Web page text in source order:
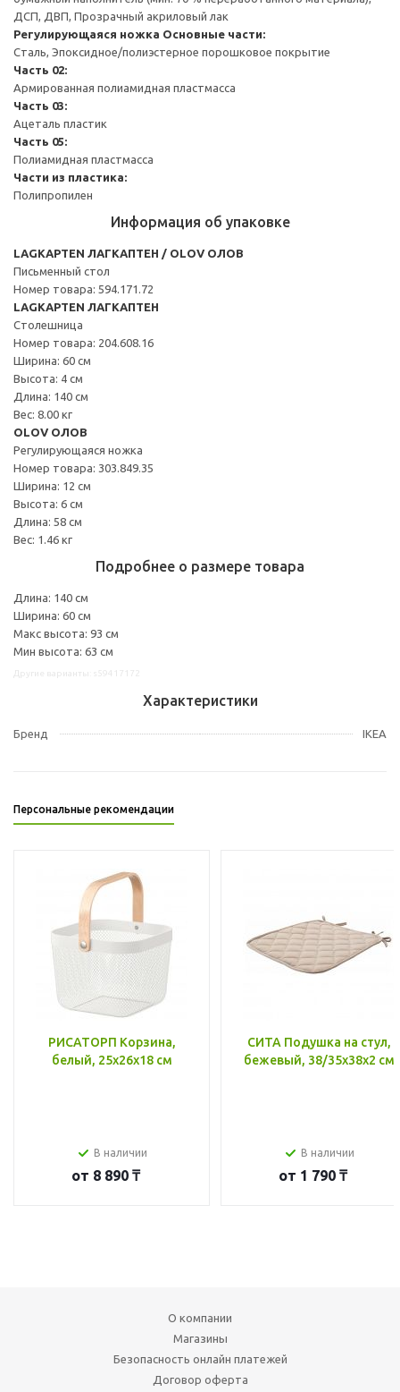
ДСП, ДВП, Прозрачный акриловый лак
Регулирующаяся ножка Основные части:
Сталь, Эпоксидное/полиэстерное порошковое покрытие
Часть 02:
Армированная полиамидная пластмасса
Часть 03:
Ацеталь пластик
Часть 05:
Полиамидная пластмасса
Части из пластика:
Полипропилен
Информация об упаковке
LAGKAPTEN ЛАГКАПТЕН / OLOV ОЛОВ
Письменный стол
Номер товара: 594.171.72
LAGKAPTEN ЛАГКАПТЕН
Столешница
Номер товара: 204.608.16
Ширина: 60 см
Высота: 4 см
Длина: 140 см
Вес: 8.00 кг
OLOV ОЛОВ
Регулирующаяся ножка
Номер товара: 303.849.35
Ширина: 12 см
Высота: 6 см
Длина: 58 см
Вес: 1.46 кг
Подробнее о размере товара
Длина: 140 см
Ширина: 60 см
Макс высота: 93 см
Мин высота: 63 см
Характеристики
Бренд IKEA
Персональные рекомендации
РИСАТОРП Корзина,
белый, 25x26x18 см
В наличии
от 8 890 ₸
СИТА Подушка на стул,
бежевый, 38/35x38x2 см
В наличии
от 1 790 ₸
О компании
Магазины
Безопасность онлайн платежей
Договор оферта